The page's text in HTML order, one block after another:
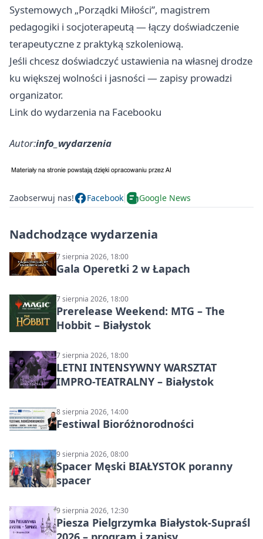
Systemowych „Porządki Miłości”, magistrem
pedagogiki i socjoterapeutą — łączy doświadczenie
terapeutyczne z praktyką szkoleniową.
Jeśli chcesz doświadczyć ustawienia na własnej drodze
ku większej wolności i jasności — zapisy prowadzi
organizator.
Link do wydarzenia na Facebooku
Autor:info_wydarzenia
Zaobserwuj nas! Facebook Google News
Nadchodzące wydarzenia
7 sierpnia 2026, 18:00
Gala Operetki 2 w Łapach
7 sierpnia 2026, 18:00
Prerelease Weekend: MTG – The
Hobbit – Białystok
7 sierpnia 2026, 18:00
LETNI INTENSYWNY WARSZTAT
IMPRO-TEATRALNY – Białystok
8 sierpnia 2026, 14:00
Festiwal Bioróżnorodności
9 sierpnia 2026, 08:00
Spacer Męski BIAŁYSTOK poranny
spacer
9 sierpnia 2026, 12:30
Piesza Pielgrzymka Białystok-Supraśl